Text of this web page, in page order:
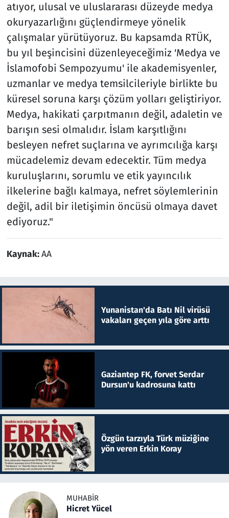
atıyor, ulusal ve uluslararası düzeyde medya
okuryazarlığını güçlendirmeye yönelik
çalışmalar yürütüyoruz. Bu kapsamda RTÜK,
bu yıl beşincisini düzenleyeceğimiz 'Medya ve
İslamofobi Sempozyumu' ile akademisyenler,
uzmanlar ve medya temsilcileriyle birlikte bu
küresel soruna karşı çözüm yolları geliştiriyor.
Medya, hakikati çarpıtmanın değil, adaletin ve
barışın sesi olmalıdır. İslam karşıtlığını
besleyen nefret suçlarına ve ayrımcılığa karşı
mücadelemiz devam edecektir. Tüm medya
kuruluşlarını, sorumlu ve etik yayıncılık
ilkelerine bağlı kalmaya, nefret söylemlerinin
değil, adil bir iletişimin öncüsü olmaya davet
ediyoruz."
Kaynak:AA
Yunanistan'da Batı Nil virüsü
vakaları geçen yıla göre arttı
Gaziantep FK, forvet Serdar
Dursun'u kadrosuna kattı
Özgün tarzıyla Türk müziğine
yön veren Erkin Koray
MUHABIR
Hicret Yücel